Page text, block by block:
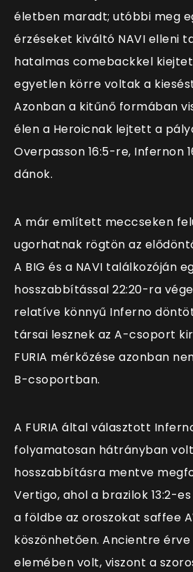
életben maradt; utóbbi meg
érzéseket kiváltó NAVI elleni
hatalmas comebackkel
egyetlen körre voltak a
Azonban a kitűnő formában
élen a Heroicnak lejtett a
Overpasson 16:5-re, Infernon
dánok.
A már említett meccseken
ugorhatnak rögtön az
A BIG és a NAVI találkozóján
hosszabbítással 22:20-ra
relatíve könnyű Inferno
társai lesznek az A-csoport
FURIA mérkőzése azonban
B-csoportban.
A FURIA által választott
folyamatosan hátrányban
hosszabbításra mentve
Vertigo, ahol a brazilok 13:2-
a földbe az oroszokat saffee
köszönhetően. Ancientre
elemében volt, viszont a